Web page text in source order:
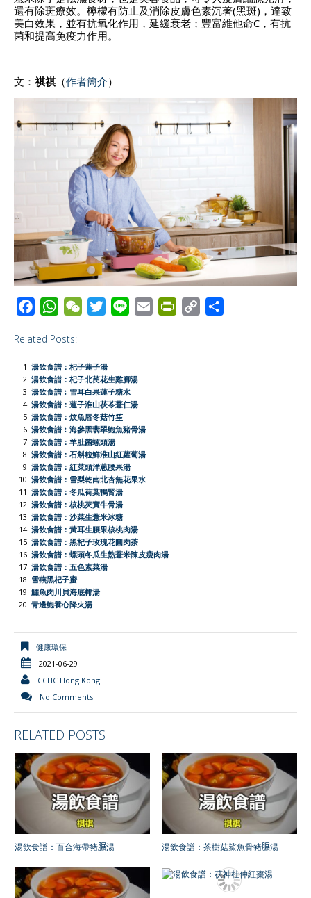
還有除斑療效。檸檬有防止及消除皮膚色素沉著(黑斑)，達致
美白效果，並有抗氧化作用，延緩衰老；豐富維他命C，有抗
菌和提高免疫力作用。
文： 祺祺 （作者簡介）
c
e
b
o
o
k
W
a
t
s
A
p
p
W
h
a
t
t
t
e
r
Related Posts:
湯飲食譜：杞子蓮子湯
湯飲食譜：杞子北芪花生雞腳湯
湯飲食譜︰雪耳白果蓮子糖水
湯飲食譜：蓮子淮山茯苓薏仁湯
湯飲食譜：炆魚唇冬菇竹笙
湯飲食譜︰海參黑翡翠鮑魚豬骨湯
湯飲食譜：羊肚菌螺頭湯
湯飲食譜：石斛粒鮮淮山紅蘿蔔湯
湯飲食譜：紅菜頭洋蔥腰果湯
湯飲食譜：雪梨乾南北杏無花果水
湯飲食譜：冬瓜荷葉鴨腎湯
湯飲食譜：核桃芡實牛骨湯
湯飲食譜：沙菜生薏米冰糖
湯飲食譜：黃耳生腰果核桃肉湯
湯飲食譜：黑杞子玫瑰花圓肉茶
湯飲食譜：螺頭冬瓜生熟薏米陳皮瘦肉湯
湯飲食譜：五色素菜湯
雪燕黑杞子蜜
鱷魚肉川貝海底椰湯
青邊鮑養心降火湯
健康環保
2021-06-29
CCHC Hong Kong
No Comments
RELATED POSTS
湯飲食譜：百合海帶豬𦟌湯 湯飲食譜：茶樹菇鯊魚骨豬𦟌湯